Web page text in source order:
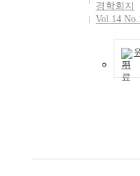
경학회지
Vol.14
기